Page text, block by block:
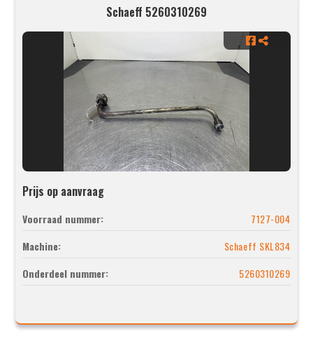
Schaeff 5260310269
Prijs op aanvraag
Voorraad nummer:
7127-004
Machine:
Schaeff SKL834
Onderdeel nummer:
5260310269